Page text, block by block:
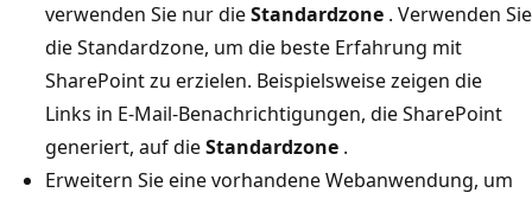
verwenden Sie nur dieStandardzone . Verwenden Sie
die Standardzone, um die beste Erfahrung mit
SharePoint zu erzielen. Beispielsweise zeigen die
Links in E-Mail-Benachrichtigungen, die SharePoint
generiert, auf dieStandardzone .
Erweitern Sie eine vorhandene Webanwendung, um